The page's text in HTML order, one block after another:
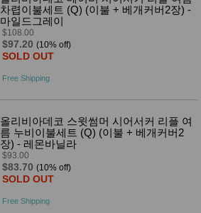
차렵이불세트 (Q) (이불 + 베개커버2장) -
마일드그레이
$108.00
$97.20 (10% off)
SOLD OUT
Free Shipping
올리비아데코 스윗썸머 시어서커 리플 여
름 누비이불세트 (Q) (이불 + 베개커버2
장) - 레몬바닐라
$93.00
$83.70 (10% off)
SOLD OUT
Free Shipping